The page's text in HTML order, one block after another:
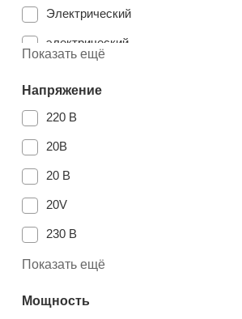
Электрический
электрический
Показать ещё
Напряжение
220 В
20В
20 В
20V
230 В
18 в
Показать ещё
Мощность